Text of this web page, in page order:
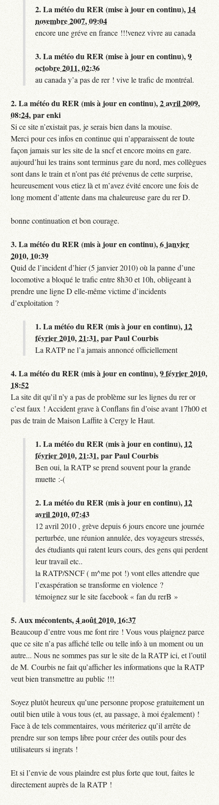
2.La météo du RER (mise à jour en continu), 14
novembre 2007, 09:04
encore une gréve en france !!!venez vivre au canada
3.La météo du RER (mise à jour en continu),9
octobre 2011, 02:36
au canada y’a pas de rer ! vive le trafic de montréal.
2.La météo du RER (mis à jour en continu),2 avril 2009,
08:24,parenki
Si ce site n’existait pas, je serais bien dans la mouise.
Merci pour ces infos en continue qui n’apparaissent de toute
façon jamais sur les site de la sncf et encore moins en gare.
aujourd’hui les trains sont terminus gare du nord, mes collègues
sont dans le train et n’ont pas été prévenus de cette surprise,
heureusement vous etiez là et m’avez évité encore une fois de
long moment d’attente dans ma chaleureuse gare du rer D.
bonne continuation et bon courage.
3.La météo du RER (mis à jour en continu),6 janvier
2010, 10:39
Quid de l’incident d’hier (5 janvier 2010) où la panne d’une
locomotive a bloqué le trafic entre 8h30 et 10h, obligeant à
prendre une ligne D elle-même victime d’incidents
d’exploitation ?
1.La météo du RER (mis à jour en continu), 12
février 2010, 21:31,parPaul Courbis
La RATP ne l’a jamais annoncé officiellement
4.La météo du RER (mis à jour en continu),9 février 2010,
18:52
La site dit qu’il n’y a pas de problème sur les lignes du rer or
c’est faux ! Accident grave à Conflans fin d’oise avant 17h00 et
pas de train de Maison Laffite à Cergy le Haut.
1.La météo du RER (mis à jour en continu), 12
février 2010, 21:31,parPaul Courbis
Ben oui, la RATP se prend souvent pour la grande
muette :-(
2.La météo du RER (mis à jour en continu), 12
avril 2010, 07:43
12 avril 2010 , grève depuis 6 jours encore une journée
perturbée, une réunion annulée, des voyageurs stressés,
des étudiants qui ratent leurs cours, des gens qui perdent
leur travail etc..
la RATP/SNCF ( m^me pot !) vont elles attendre que
l’exaspération se transforme en violence ?
témoignez sur le site facebook « fan du rerB »
5.Aux mécontents,4 août 2010, 16:37
Beaucoup d’entre vous me font rire ! Vous vous plaignez parce
que ce site n’a pas affiché telle ou telle info à un moment ou un
autre... Nous ne sommes pas sur le site de la RATP ici, et l’outil
de M. Courbis ne fait qu’afficher les informations que la RATP
veut bien transmettre au public !!!
Soyez plutôt heureux qu’une personne propose gratuitement un
outil bien utile à vous tous (et, au passage, à moi également) !
Face à de tels commentaires, vous mériteriez qu’il arrête de
prendre sur son temps libre pour créer des outils pour des
utilisateurs si ingrats !
Et si l’envie de vous plaindre est plus forte que tout, faites le
directement auprès de la RATP !